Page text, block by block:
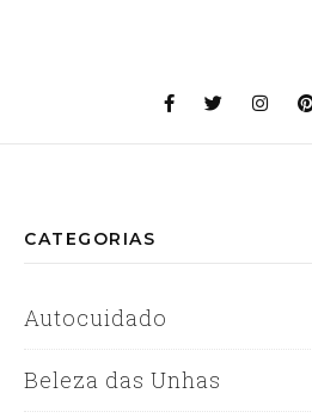
CATEGORIAS
Autocuidado
Beleza das Unhas